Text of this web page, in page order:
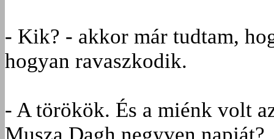
- Kik? - akkor már tudtam,
hogyan ravaszkodik.
- A törökök. És a miénk volt